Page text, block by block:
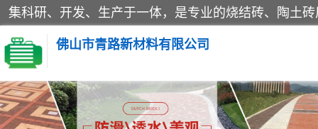
佛山市青路新材料有限公司